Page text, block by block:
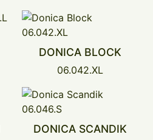
DONICA BLOCK
06.042.XL
DONICA SCANDIK